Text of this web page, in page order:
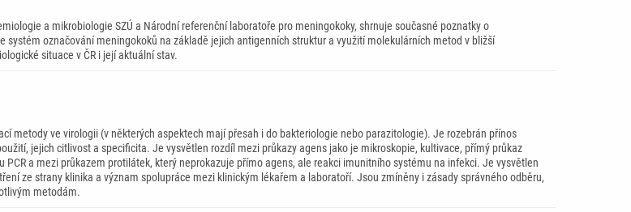
a mikrobiologie SZÚ a Národní referenční laboratoře pro meningokoky, shrnuje současné poznatky o
systém označování meningokoků na základě jejich antigenních struktur a využití molekulárních metod v bližší
situace v ČR i její aktuální stav.
metody ve virologii (v některých aspektech mají přesah i do bakteriologie nebo parazitologie). Je rozebrán přínos
jejich citlivost a specificita. Je vysvětlen rozdíl mezi průkazy agens jako je mikroskopie, kultivace, přímý průkaz
a mezi průkazem protilátek, který neprokazuje přímo agens, ale reakci imunitního systému na infekci. Je vysvětlen
ze strany klinika a význam spolupráce mezi klinickým lékařem a laboratoří. Jsou zmíněny i zásady správného odběru,
metodám.